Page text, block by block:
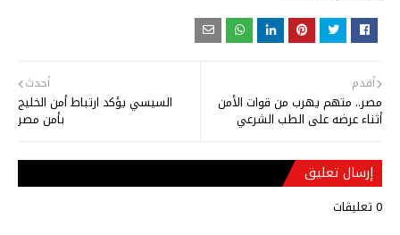
أحدث
السيسي يؤكد ارتباط أمن الخليج
بأمن مصر
أقدم
مصر.. متهم يهرب من قوات الأمن
أثناء عرضه على الطب الشرعي
إرسال تعليق
0 تعليقات